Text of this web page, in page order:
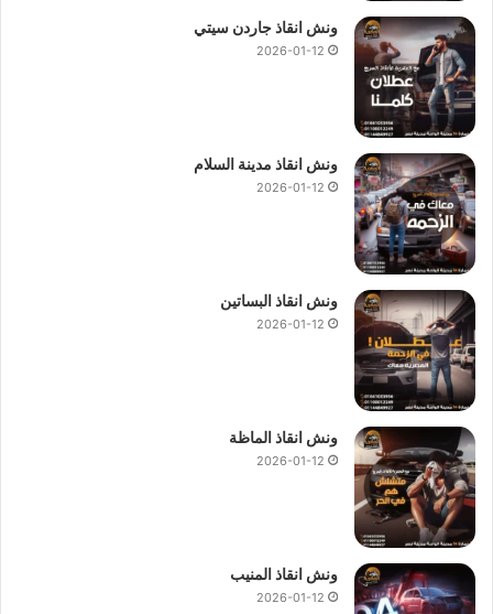
ونش انقاذ جاردن سيتي
2026-01-12
ونش انقاذ مدينة السلام
2026-01-12
ونش انقاذ البساتين
2026-01-12
ونش انقاذ الماظة
2026-01-12
ونش انقاذ المنيب
2026-01-12